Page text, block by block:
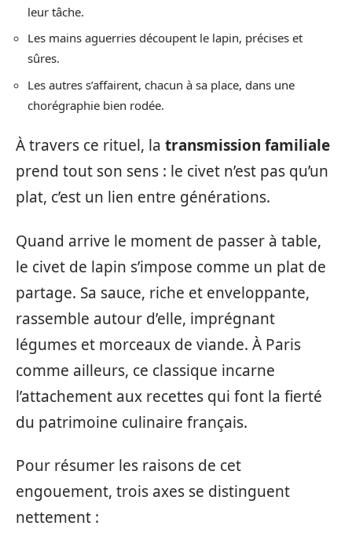
leur tâche.
Les mains aguerries découpent le lapin, précises et
sûres.
Les autres s’affairent, chacun à sa place, dans une
chorégraphie bien rodée.
À travers ce rituel, la transmission familiale
prend tout son sens : le civet n’est pas qu’un
plat, c’est un lien entre générations.
Quand arrive le moment de passer à table,
le civet de lapin s’impose comme un plat de
partage. Sa sauce, riche et enveloppante,
rassemble autour d’elle, imprégnant
légumes et morceaux de viande. À Paris
comme ailleurs, ce classique incarne
l’attachement aux recettes qui font la fierté
du patrimoine culinaire français.
Pour résumer les raisons de cet
engouement, trois axes se distinguent
nettement :